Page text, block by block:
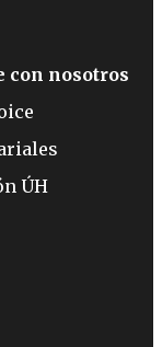
con nosotros
ÚH